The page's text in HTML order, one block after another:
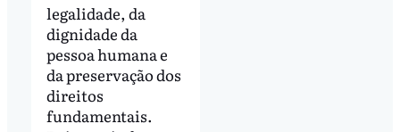
legalidade, da
dignidade da
pessoa humana e
da preservação dos
direitos
fundamentais.